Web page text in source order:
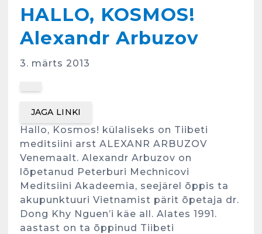
HALLO, KOSMOS!
Alexandr Arbuzov
3. märts 2013
JAGA LINKI
Hallo, Kosmos! külaliseks on Tiibeti
meditsiini arst ALEXANR ARBUZOV
Venemaalt. Alexandr Arbuzov on
lõpetanud Peterburi Mechnicovi
Meditsiini Akadeemia, seejärel õppis ta
akupunktuuri Vietnamist pärit õpetaja dr.
Dong Khy Nguen’i käe all. Alates 1991.
aastast on ta õppinud Tiibeti